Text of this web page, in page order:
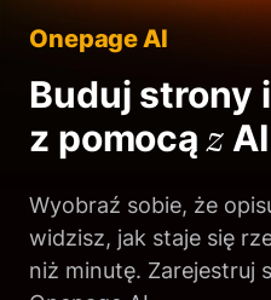
Onepage AI
Buduj strony
z pomocązAI
Wyobraź sobie, że
widzisz, jak staje się
niż minutę. Zarejestruj